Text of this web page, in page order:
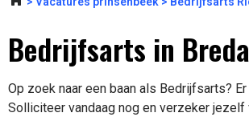
Bedrijfsarts in Breda
Op zoek naar een baan als Bedrijfsarts?
Solliciteer vandaag nog en verzeker jezelf